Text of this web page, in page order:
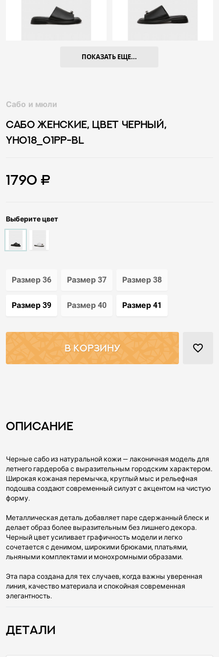
ПОКАЗАТЬ ЕЩЕ...
Сабо и мюли
САБО ЖЕНСКИЕ, ЦВЕТ ЧЕРНЫЙ,
YH018_01PP-BL
1790 ₽
Выберите цвет
Размер 36 Размер 37 Размер 38
Размер 39 Размер 40 Размер 41
В КОРЗИНУ favorite_border
Описание
Черные сабо из натуральной кожи — лаконичная модель для
летнего гардероба с выразительным городским характером.
Широкая кожаная перемычка, круглый мыс и рельефная
подошва создают современный силуэт с акцентом на чистую
форму.
Металлическая деталь добавляет паре сдержанный блеск и
делает образ более выразительным без лишнего декора.
Черный цвет усиливает графичность модели и легко
сочетается с денимом, широкими брюками, платьями,
льняными комплектами и монохромными образами.
Эта пара создана для тех случаев, когда важны уверенная
линия, качество материала и спокойная современная
элегантность.
Детали